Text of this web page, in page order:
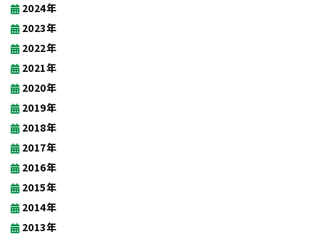
2024年
2023年
2022年
2021年
2020年
2019年
2018年
2017年
2016年
2015年
2014年
2013年